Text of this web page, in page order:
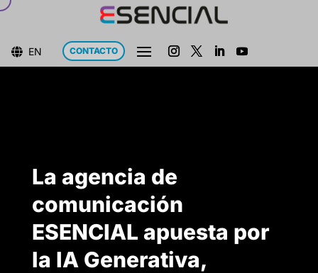
 EN CONTACTO
La agencia de
comunicación
ESENCIAL apuesta por
la IA Generativa,